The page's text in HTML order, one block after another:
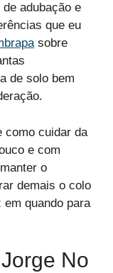
adubação e
que eu
sobre
de solo bem
como cuidar da
e com
o
demais o colo
quando para
No